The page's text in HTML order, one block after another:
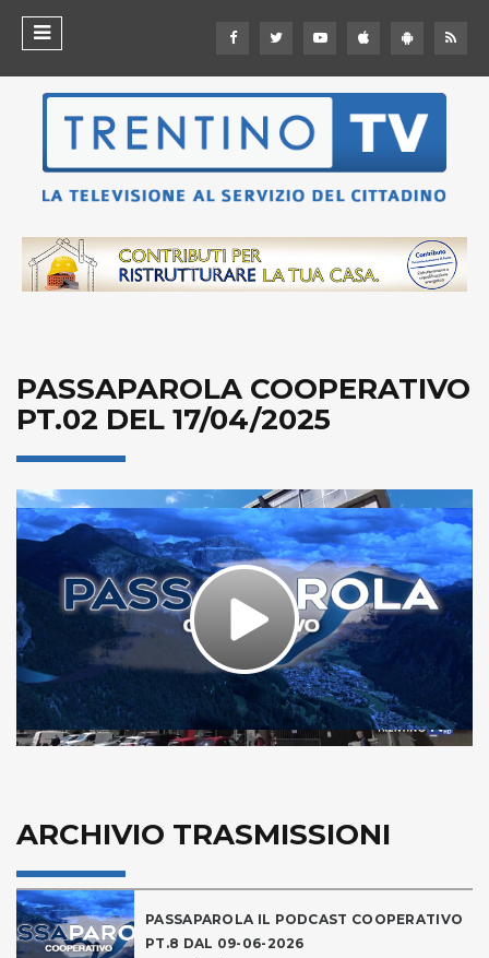
PASSAPAROLA COOPERATIVO
PT.02 DEL 17/04/2025
Play
Video
ARCHIVIO TRASMISSIONI
PASSAPAROLA IL PODCAST COOPERATIVO
PT.8 DAL 09-06-2026